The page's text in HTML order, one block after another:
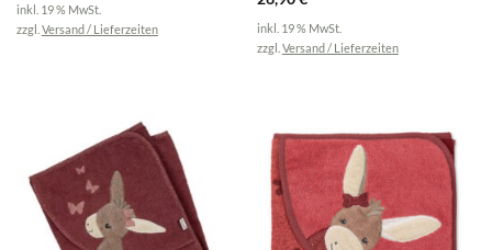
inkl. 19 % MwSt.
zzgl. Versand / Lieferzeiten
inkl. 19 % MwSt.
zzgl. Versand / Lieferzeiten